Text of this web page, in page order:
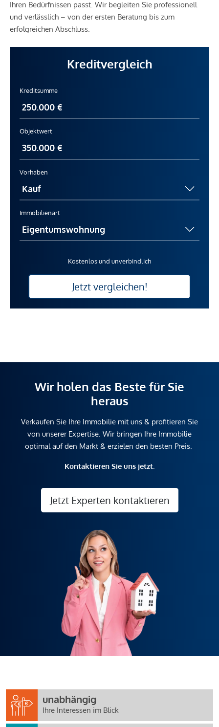
Ihren Bedürfnissen passt. Wir begleiten Sie professionell
und verlässlich – von der ersten Beratung bis zum
erfolgreichen Abschluss.
Kreditvergleich
Kreditsumme
Objektwert
Vorhaben
Immobilienart
Kostenlos und unverbindlich
Jetzt vergleichen!
Wir holen das Beste für Sie
heraus
Verkaufen Sie Ihre Immobilie mit uns & profitieren Sie
von unserer Expertise. Wir bringen Ihre Immobilie
optimal auf den Markt & erzielen den besten Preis.
Kontaktieren Sie uns jetzt.
Jetzt Experten kontaktieren
unabhängig
Ihre Interessen im Blick